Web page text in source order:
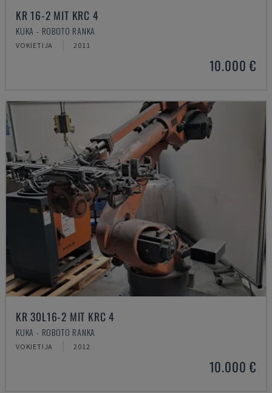
KR 16-2 MIT KRC 4
KUKA - ROBOTO RANKA
VOKIETIJA 2011
10.000 €
KR 30L16-2 MIT KRC 4
KUKA - ROBOTO RANKA
VOKIETIJA 2012
10.000 €